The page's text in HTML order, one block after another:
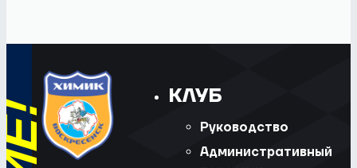
КЛУБ
Руководство
Административный